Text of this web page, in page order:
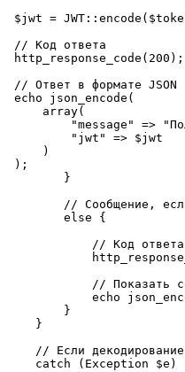
$jwt =
// Код ответа
http_response_code(200);
// Ответ в формате JSON
echo json_encode(
     array(
"message" =>
         "jwt" => $jwt
     )
);
        }
// Сообщение,
        else {
            // Код ответа
// Показать
echo
        }
    }
// Если
catch (Exception $e)